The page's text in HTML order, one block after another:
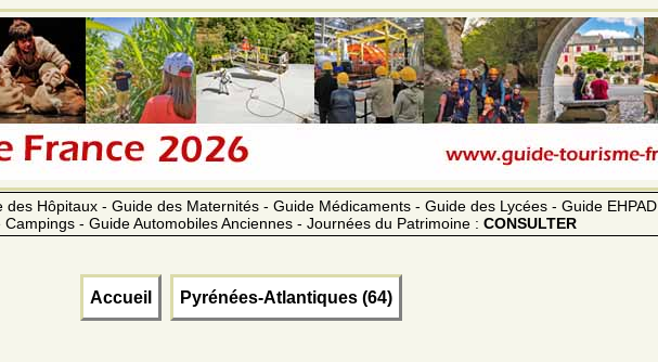
Hôpitaux - Guide des Maternités - Guide Médicaments - Guide des Lycées - Guide EHPAD
- Guide Automobiles Anciennes - Journées du Patrimoine : CONSULTER
Accueil Pyrénées-Atlantiques (64)